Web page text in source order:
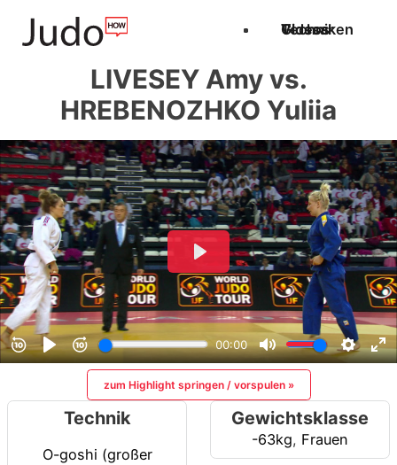
Techniken
Videos
Glossar
LIVESEY Amy vs.
HREBENOZHKO Yuliia
zum Highlight springen / vorspulen »
Technik
O-goshi (großer
Gewichtsklasse
-63kg, Frauen